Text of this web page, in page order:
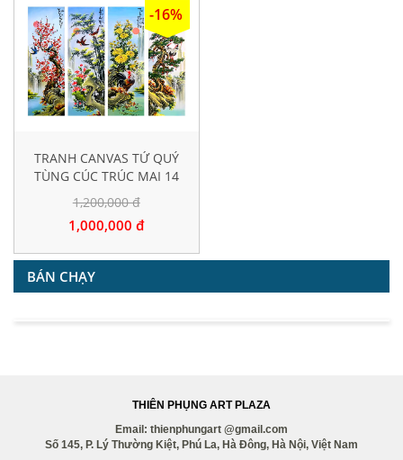
-16%
TRANH CANVAS TỨ QUÝ
TÙNG CÚC TRÚC MAI 14
1,200,000 đ
1,000,000 đ
BÁN CHẠY
THIÊN PHỤNG ART PLAZA
Email: thienphungart @gmail.com
Số 145, P. Lý Thường Kiệt, Phú La, Hà Đông, Hà Nội, Việt Nam